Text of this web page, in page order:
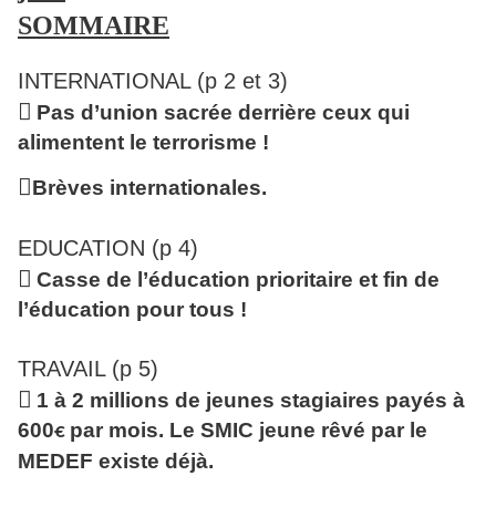
SOMMAIRE
INTERNATIONAL (p 2 et 3)
 Pas d’union sacrée derrière ceux qui
alimentent le terrorisme !
Brèves internationales.
EDUCATION (p 4)
 Casse de l’éducation prioritaire et fin de
l’éducation pour tous !
TRAVAIL (p 5)
 1 à 2 millions de jeunes stagiaires payés à
600€ par mois. Le SMIC jeune rêvé par le
MEDEF existe déjà.